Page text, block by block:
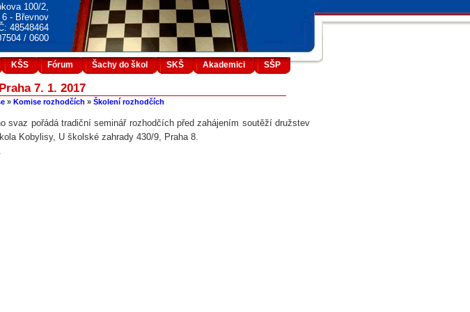
100/2,
6 - Břevnov
48548464
/ 0600
KŠS Fórum Šachy do škol SKŠ Akademici SŠP
7. 1. 2017
» Komise rozhodčích » Školení rozhodčích
svaz pořádá tradiční seminář rozhodčích před zahájením soutěží družstev
Kobylisy, U školské zahrady 430/9, Praha 8.
.